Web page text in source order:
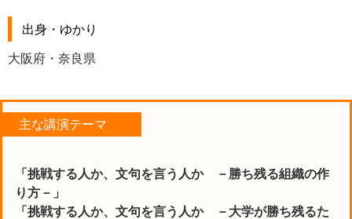
出身・ゆかり
大阪府・奈良県
主な講演テーマ
「挑戦する人か、文句を言う人か －勝ち残る組織の作
り方－」
「挑戦する人か、文句を言う人か －大学が勝ち残るた